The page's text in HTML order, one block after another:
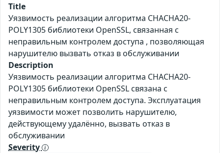
Title
Уязвимость реализации алгоритма CHACHA20-
POLY1305 библиотеки OpenSSL, связанная с
неправильным контролем доступа , позволяющая
нарушителю вызвать отказ в обслуживании
Description
Уязвимость реализации алгоритма CHACHA20-
POLY1305 библиотеки OpenSSL связана с
неправильным контролем доступа. Эксплуатация
уязвимости может позволить нарушителю,
действующему удалённо, вызвать отказ в
обслуживании
Severity